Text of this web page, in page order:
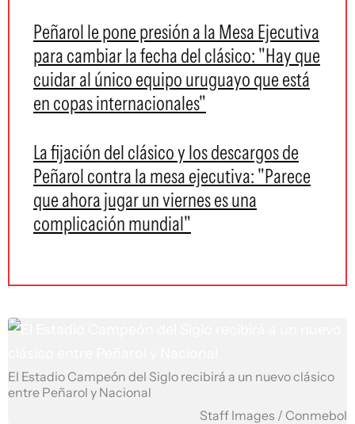
Peñarol le pone presión a la Mesa Ejecutiva
para cambiar la fecha del clásico: "Hay que
cuidar al único equipo uruguayo que está
en copas internacionales"
La fijación del clásico y los descargos de
Peñarol contra la mesa ejecutiva: "Parece
que ahora jugar un viernes es una
complicación mundial"
El Estadio Campeón del Siglo recibirá a un nuevo clásico
entre Peñarol y Nacional
Staff Images / Conmebol